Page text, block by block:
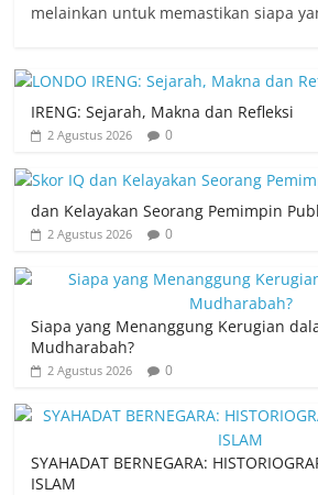
melainkan untuk memastikan siapa
IRENG: Sejarah, Makna dan Refleksi
2 Agustus 2026 0
dan Kelayakan Seorang Pemimpin
2 Agustus 2026 0
Siapa yang Menanggung Kerugian
Mudharabah?
2 Agustus 2026 0
SYAHADAT BERNEGARA:
ISLAM